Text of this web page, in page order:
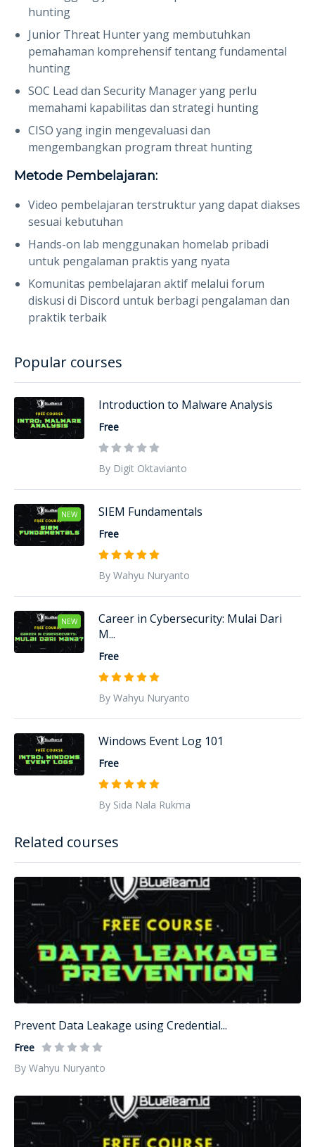
hunting
Junior Threat Hunter yang membutuhkan
pemahaman komprehensif tentang fundamental
hunting
SOC Lead dan Security Manager yang perlu
memahami kapabilitas dan strategi hunting
CISO yang ingin mengevaluasi dan
mengembangkan program threat hunting
Metode Pembelajaran:
Video pembelajaran terstruktur yang dapat diakses
sesuai kebutuhan
Hands-on lab menggunakan homelab pribadi
untuk pengalaman praktis yang nyata
Komunitas pembelajaran aktif melalui forum
diskusi di Discord untuk berbagi pengalaman dan
praktik terbaik
Related courses
Prevent Data Leakage using Credential...
Free
By Wahyu Nuryanto
Popular courses
Introduction to Malware Analysis
Free
By Digit Oktavianto
NEW SIEM Fundamentals
Free
By Wahyu Nuryanto
NEW
Career in Cybersecurity: Mulai Dari
M...
Free
By Wahyu Nuryanto
Windows Event Log 101
Free
By Sida Nala Rukma